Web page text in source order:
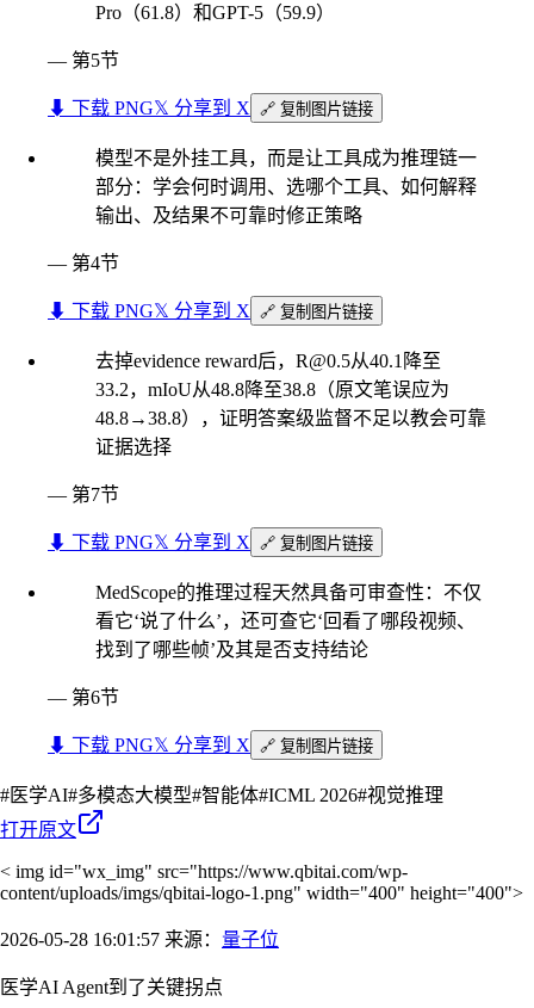
Pro（61.8）和GPT-5（59.9）
— 第5节
⬇︎ 下载 PNG𝕏 分享到 X 🔗 复制图片链接
模型不是外挂工具，而是让工具成为推理链一
部分：学会何时调用、选哪个工具、如何解释
输出、及结果不可靠时修正策略
— 第4节
⬇︎ 下载 PNG𝕏 分享到 X 🔗 复制图片链接
去掉evidence reward后， R@0.5从40.1降至
33.2，mIoU从48.8降至38.8（原文笔误应为
48.8→38.8），证明答案级监督不足以教会可靠
证据选择
— 第7节
⬇︎ 下载 PNG𝕏 分享到 X 🔗 复制图片链接
MedScope的推理过程天然具备可审查性：不仅
看它‘说了什么’，还可查它‘回看了哪段视频、
找到了哪些帧’及其是否支持结论
— 第6节
⬇︎ 下载 PNG𝕏 分享到 X 🔗 复制图片链接
#医学AI#多模态大模型#智能体#ICML 2026#视觉推理
打开原文
< img id="wx_img" src="https://www.qbitai.com/wp-
content/uploads/imgs/qbitai-logo-1.png" width="400" height="400">
2026-05-28 16:01:57 来源： 量子位
医学AI Agent到了关键拐点